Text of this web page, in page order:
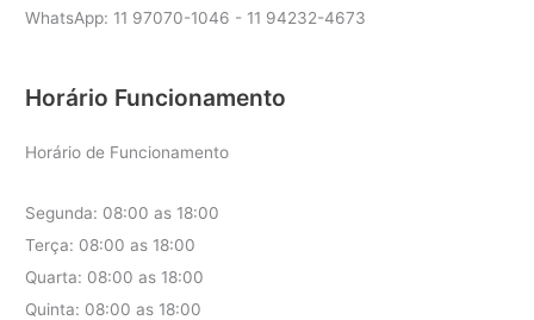
WhatsApp: 11 97070-1046 - 11 94232-4673
Horário Funcionamento
Horário de Funcionamento
Segunda: 08:00 as 18:00
Terça: 08:00 as 18:00
Quarta: 08:00 as 18:00
Quinta: 08:00 as 18:00